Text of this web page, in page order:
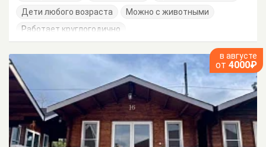
Дети любого возраста
Можно с животными
Работает круглогодично
в августе
от 4000₽